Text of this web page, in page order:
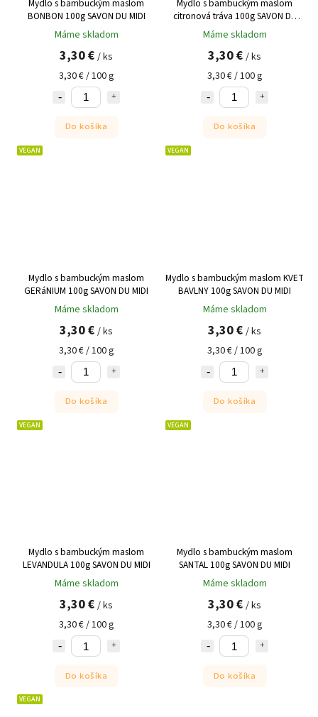
Mydlo s bambuckým maslom
BONBON 100g SAVON DU MIDI
Máme skladom
3,30 € / ks
3,30 € / 100 g
Do košíka
Mydlo s bambuckým maslom
citronová tráva 100g SAVON DU
MIDI
Máme skladom
3,30 € / ks
3,30 € / 100 g
Do košíka
VEGAN
Mydlo s bambuckým maslom
GERáNIUM 100g SAVON DU MIDI
Máme skladom
3,30 € / ks
3,30 € / 100 g
Do košíka
VEGAN
Mydlo s bambuckým maslom KVET
BAVLNY 100g SAVON DU MIDI
Máme skladom
3,30 € / ks
3,30 € / 100 g
Do košíka
VEGAN
Mydlo s bambuckým maslom
LEVANDULA 100g SAVON DU MIDI
Máme skladom
3,30 € / ks
3,30 € / 100 g
Do košíka
VEGAN
Mydlo s bambuckým maslom
SANTAL 100g SAVON DU MIDI
Máme skladom
3,30 € / ks
3,30 € / 100 g
Do košíka
VEGAN